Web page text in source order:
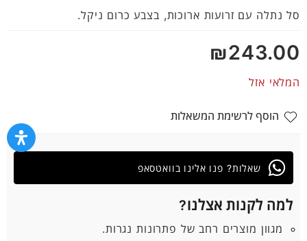
מתוך
סל נתלה עם זרועות ארוכות, בצבע כרום ניקל.
₪243.00
המלאי אזל
הוסף לרשימת המשאלות
למה לקנות אצלנו?
מגוון מוצרים רחב של פתרונות נגרות.
שאלות? פנו אלינו בוואטסאפ